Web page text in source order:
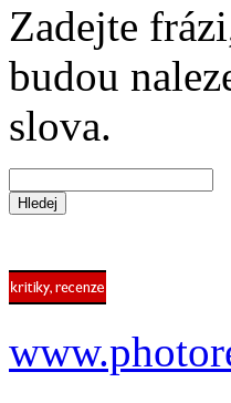
Zadejte
budou
slova.